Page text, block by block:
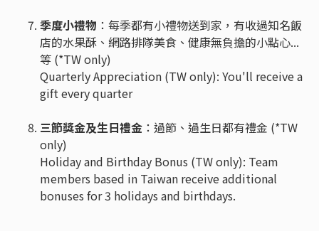
季度小禮物 ：每季都有小禮物送到家，有收過知名飯
店的水果酥、網路排隊美食、健康無負擔的小點心...
等 (*TW only)
Quarterly Appreciation (TW only): You'll receive a
gift every quarter
三節獎金及生日禮金 ：過節、過生日都有禮金 (*TW
only)
Holiday and Birthday Bonus (TW only): Team
members based in Taiwan receive additional
bonuses for 3 holidays and birthdays.